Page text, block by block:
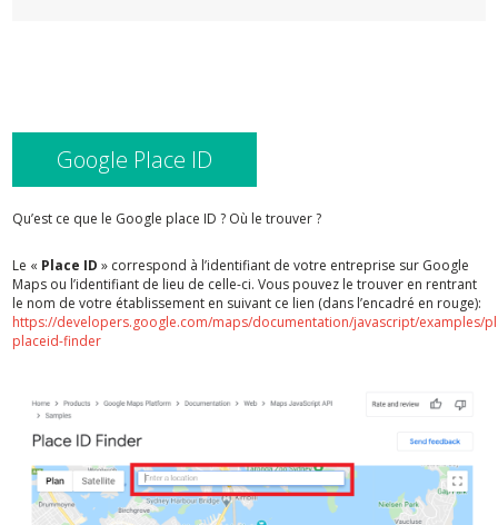
Google Place ID
Qu’est ce que le Google place ID ? Où le trouver ?
Le « Place ID » correspond à l’identifiant de votre entreprise sur Google
Maps ou l’identifiant de lieu de celle-ci. Vous pouvez le trouver en rentrant
le nom de votre établissement en suivant ce lien (dans l’encadré en rouge):
https://developers.google.com/maps/documentation/javascript/examples/
placeid-finder